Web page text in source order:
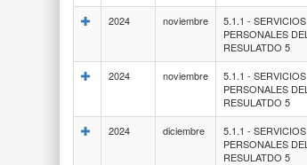
2024
noviembre
5.1.1 - SERVICIOS
PERSONALES DEL
RESULATDO 5
2024
noviembre
5.1.1 - SERVICIOS
PERSONALES DEL
RESULATDO 5
2024 diciembre
5.1.1 - SERVICIOS
PERSONALES DEL
RESULATDO 5